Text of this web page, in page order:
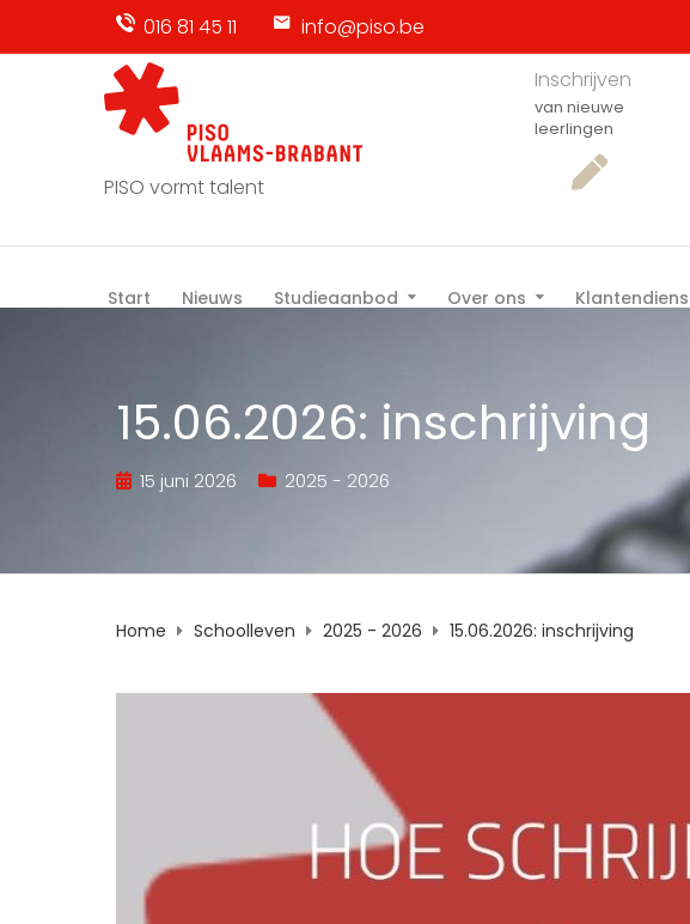
016 81 45 11 info@piso.be
PISO vormt talent
Inschrijven
van nieuwe
leerlingen
Start Nieuws Studieaanbod Over ons
15.06.2026: inschrijving
15 juni 2026 2025 - 2026
Home Schoolleven 2025 - 2026 15.06.2026: inschrijving